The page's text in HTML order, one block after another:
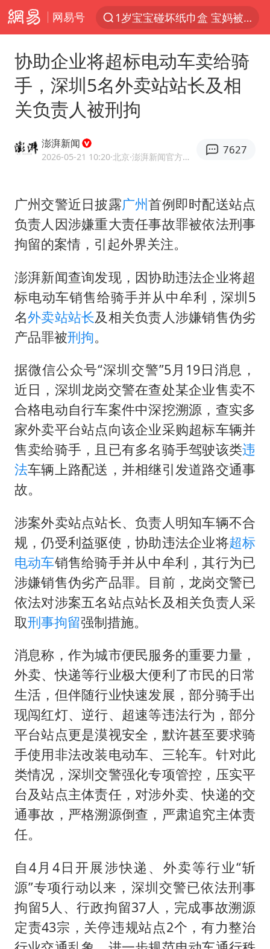
网易号
1岁宝宝碰坏纸巾盒 宝妈被索赔924元
Meta被判支付5.67亿美元
台风白海豚逼近 暴雨大暴雨来袭
中国稀土盘中涨停
日本广岛民众举行游行反对政府行径
21楼高空抛物嫌疑人被拘留
日韩股市高开跳水 SK海力士下挫转跌
台风白海豚最新路径研判来了
OpenAI为免费用户升级GPT-5.6 Luna
“深圳地面沉降致车辆损坏”不实
男子结婚8年发现3个女儿均非亲生
奋进开新局 实干挑大梁
协助企业将超标电动车卖给骑
手，深圳5名外卖站站长及相
关负责人被刑拘
澎湃新闻
2026-05-21 10:20·北京 ·澎湃新闻官方网易号
7627
广州交警近日披露广州首例即时配送站点
负责人因涉嫌重大责任事故罪被依法刑事
拘留的案情，引起外界关注。
澎湃新闻查询发现，因协助违法企业将超
标电动车销售给骑手并从中牟利，深圳5
名外卖站站长及相关负责人涉嫌销售伪劣
产品罪被刑拘。
据微信公众号“深圳交警”5月19日消息，
近日，深圳龙岗交警在查处某企业售卖不
合格电动自行车案件中深挖溯源，查实多
家外卖平台站点向该企业采购超标车辆并
售卖给骑手，且已有多名骑手驾驶该类违
法车辆上路配送，并相继引发道路交通事
故。
涉案外卖站点站长、负责人明知车辆不合
规，仍受利益驱使，协助违法企业将超标
电动车销售给骑手并从中牟利，其行为已
涉嫌销售伪劣产品罪。目前，龙岗交警已
依法对涉案五名站点站长及相关负责人采
取刑事拘留强制措施。
消息称，作为城市便民服务的重要力量，
外卖、快递等行业极大便利了市民的日常
生活，但伴随行业快速发展，部分骑手出
现闯红灯、逆行、超速等违法行为，部分
平台站点更是漠视安全，默许甚至要求骑
手使用非法改装电动车、三轮车。针对此
类情况，深圳交警强化专项管控，压实平
台及站点主体责任，对涉外卖、快递的交
通事故，严格溯源倒查，严肃追究主体责
任。
自4月4日开展涉快递、外卖等行业“斩
源”专项行动以来，深圳交警已依法刑事
拘留5人、行政拘留37人，完成事故溯源
定责43宗，关停违规站点2个，有力整治